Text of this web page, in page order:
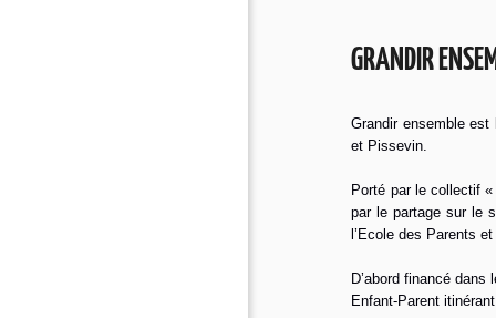
GRANDIR
Grandir ensemble est
et Pissevin.
Porté par le collectif
par le partage sur le
l’Ecole des Parents
D’abord financé dans
Enfant-Parent